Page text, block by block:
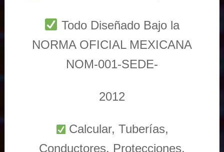
Todo Diseñado Bajo la
NORMA OFICIAL MEXICANA
NOM-001-SEDE-
2012
Calcular, Tuberías,
Conductores, Protecciones,